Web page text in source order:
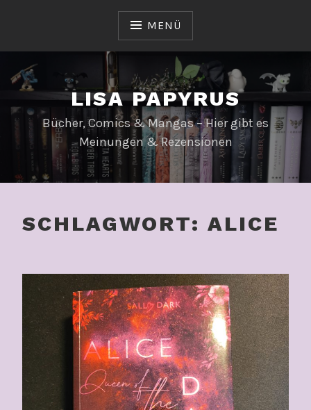
MENÜ
LISA PAPYRUS
Bücher, Comics & Mangas – Hier gibt es
Meinungen & Rezensionen
SCHLAGWORT: ALICE